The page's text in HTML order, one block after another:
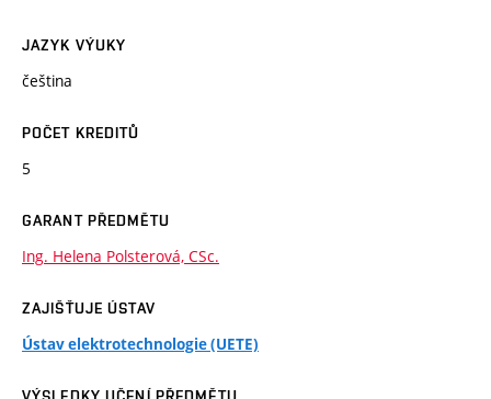
JAZYK VÝUKY
čeština
POČET KREDITŮ
5
GARANT PŘEDMĚTU
Ing. Helena Polsterová, CSc.
ZAJIŠŤUJE ÚSTAV
Ústav elektrotechnologie (UETE)